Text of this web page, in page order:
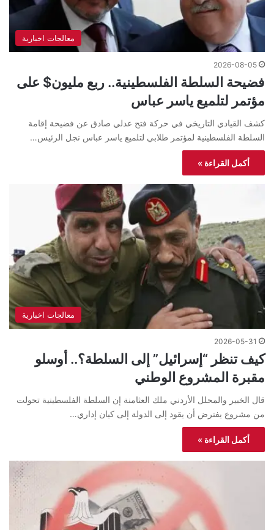
معالجات اخبارية
2026-08-05
فضيحة السلطة الفلسطينية.. ربع مليون$ على
مؤتمر لتلميع ياسر عباس
كشف القيادي التاريخي في حركة فتح عدلي صادق عن فضيحة إقامة
السلطة الفلسطينية لمؤتمر طلابي لتلميع ياسر عباس نجل الرئيس…
أكمل القراءة »
معالجات اخبارية
2026-05-31
كيف تنظر “إسرائيل” إلى السلطة؟.. أوسلو
مقبرة المشروع الوطني
قال الخبير والمحلل الأردني ملك العثامنة إن السلطة الفلسطينية تحولت
من مشروع يفترض أن يقود إلى الدولة إلى كيان إداري…
أكمل القراءة »